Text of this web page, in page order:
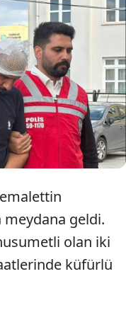
motosiklet satışı
bulunan
tabanca ile öldürüp,
yaralayan Mehmet Şirin
meydana geldi.
olan iki
küfürlü